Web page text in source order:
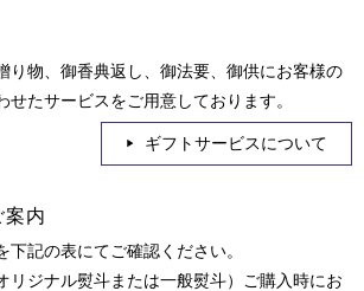
り物、御香典返し、御法要、御供にお客様の
せたサービスをご用意しております。
ギフトサービスについて
案内
下記の表にてご確認ください。
リジナル熨斗または一般熨斗）ご購入時にお